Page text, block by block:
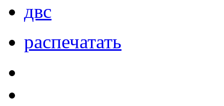
двс
распечатать